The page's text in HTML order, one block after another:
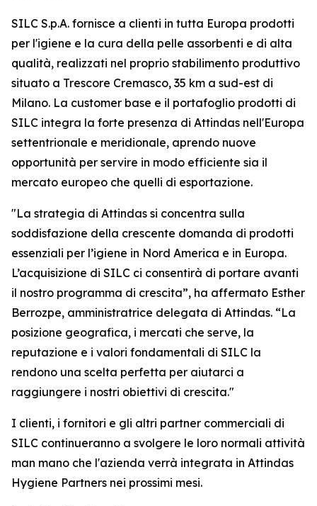
SILC S.p.A. fornisce a clienti in tutta Europa prodotti
per l'igiene e la cura della pelle assorbenti e di alta
qualità, realizzati nel proprio stabilimento produttivo
situato a Trescore Cremasco, 35 km a sud-est di
Milano. La customer base e il portafoglio prodotti di
SILC integra la forte presenza di Attindas nell'Europa
settentrionale e meridionale, aprendo nuove
opportunità per servire in modo efficiente sia il
mercato europeo che quelli di esportazione.
"La strategia di Attindas si concentra sulla
soddisfazione della crescente domanda di prodotti
essenziali per l’igiene in Nord America e in Europa.
L’acquisizione di SILC ci consentirà di portare avanti
il nostro programma di crescita”, ha affermato Esther
Berrozpe, amministratrice delegata di Attindas. “La
posizione geografica, i mercati che serve, la
reputazione e i valori fondamentali di SILC la
rendono una scelta perfetta per aiutarci a
raggiungere i nostri obiettivi di crescita."
I clienti, i fornitori e gli altri partner commerciali di
SILC continueranno a svolgere le loro normali attività
man mano che l'azienda verrà integrata in Attindas
Hygiene Partners nei prossimi mesi.